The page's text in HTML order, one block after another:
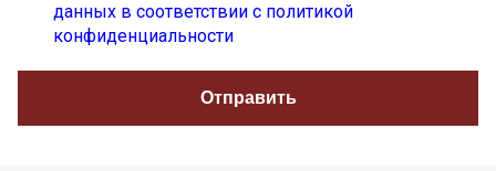
данных в соответствии с политикой
конфиденциальности